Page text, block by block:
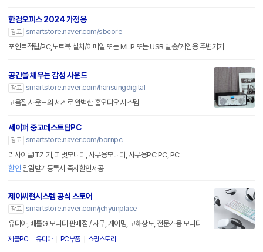
한컴오피스 2024 가정용
광고 smartstore.naver.com/sbcore
포인트적립/PC,노트북 설치/이메일 또는 MLP 또는 USB 발송/게임용 주변기기
공간을 채우는 감성 사운드
광고 smartstore.naver.com/hansungdigital
고음질 사운드의 세계로 완벽한 홈오디오 시스템
세이퍼 중고데스트탑PC
광고 smartstore.naver.com/bornpc
리사이클IT기기, 피벗모니터, 사무용모니터, 사무용PC PC, PC
할인 알림받기등록시 즉시할인제공
제이씨현시스템 공식 스토어
광고 smartstore.naver.com/jchyunplace
유디아, 배틀G 모니터 판매점 / 사무, 게이밍, 고해상도, 전문가용 모니터
제플PC 유디아 PC부품 쇼핑스토리